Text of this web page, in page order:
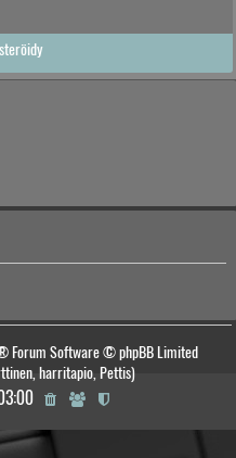
Forum Software © phpBB Limited
harritapio, Pettis)